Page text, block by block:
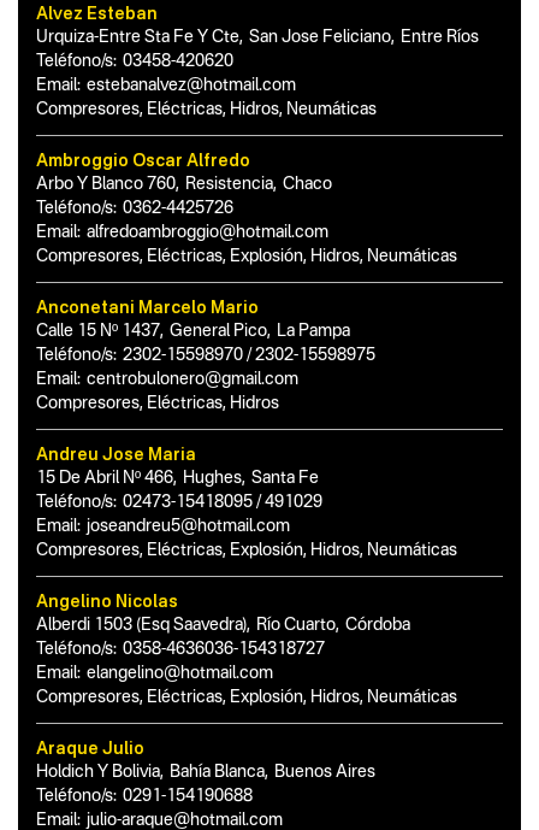
Alvez Esteban
Urquiza-Entre Sta Fe Y Cte, San Jose Feliciano, Entre Ríos
Teléfono/s: 03458-420620
Email: estebanalvez@hotmail.com
Compresores, Eléctricas, Hidros, Neumáticas
Ambroggio Oscar Alfredo
Arbo Y Blanco 760, Resistencia, Chaco
Teléfono/s: 0362-4425726
Email: alfredoambroggio@hotmail.com
Compresores, Eléctricas, Explosión, Hidros, Neumáticas
Anconetani Marcelo Mario
Calle 15 Nº 1437, General Pico, La Pampa
Teléfono/s: 2302-15598970 / 2302-15598975
Email: centrobulonero@gmail.com
Compresores, Eléctricas, Hidros
Andreu Jose Maria
15 De Abril Nº 466, Hughes, Santa Fe
Teléfono/s: 02473-15418095 / 491029
Email: joseandreu5@hotmail.com
Compresores, Eléctricas, Explosión, Hidros, Neumáticas
Angelino Nicolas
Alberdi 1503 (Esq Saavedra), Río Cuarto, Córdoba
Teléfono/s: 0358-4636036-154318727
Email: elangelino@hotmail.com
Compresores, Eléctricas, Explosión, Hidros, Neumáticas
Araque Julio
Holdich Y Bolivia, Bahía Blanca, Buenos Aires
Teléfono/s: 0291-154190688
Email: julio-araque@hotmail.com